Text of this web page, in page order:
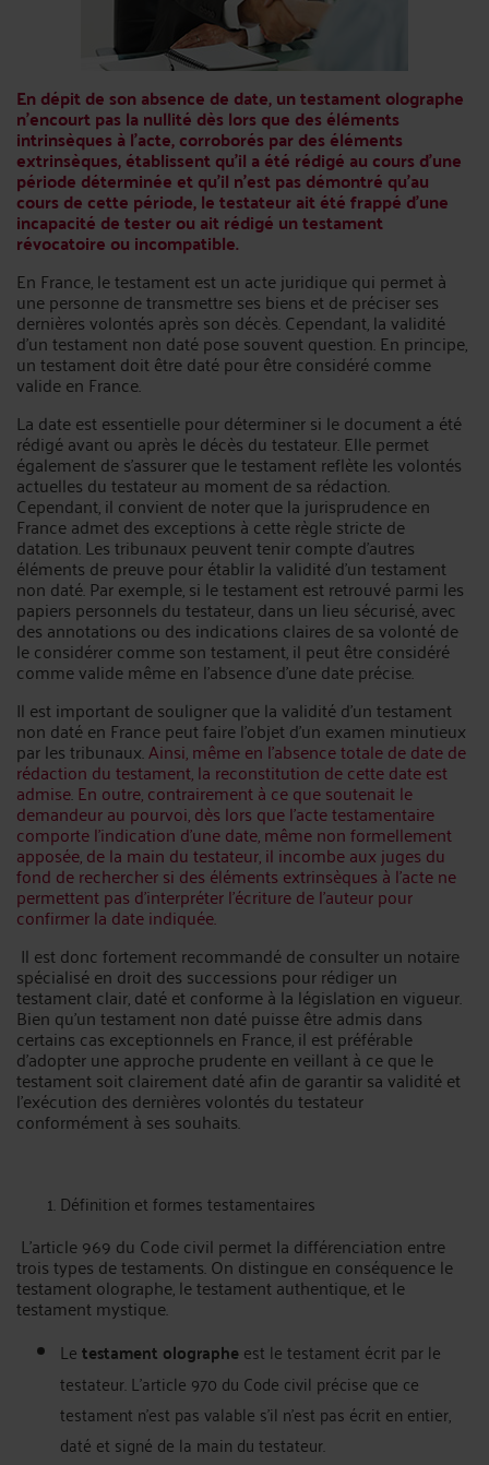
En dépit de son absence de date, un testament olographe
n'encourt pas la nullité dès lors que des éléments
intrinsèques à l'acte, corroborés par des éléments
extrinsèques, établissent qu'il a été rédigé au cours d'une
période déterminée et qu'il n'est pas démontré qu'au
cours de cette période, le testateur ait été frappé d'une
incapacité de tester ou ait rédigé un testament
révocatoire ou incompatible.
En France, le testament est un acte juridique qui permet à
une personne de transmettre ses biens et de préciser ses
dernières volontés après son décès. Cependant, la validité
d'un testament non daté pose souvent question. En principe,
un testament doit être daté pour être considéré comme
valide en France.
La date est essentielle pour déterminer si le document a été
rédigé avant ou après le décès du testateur. Elle permet
également de s'assurer que le testament reflète les volontés
actuelles du testateur au moment de sa rédaction.
Cependant, il convient de noter que la jurisprudence en
France admet des exceptions à cette règle stricte de
datation. Les tribunaux peuvent tenir compte d'autres
éléments de preuve pour établir la validité d'un testament
non daté. Par exemple, si le testament est retrouvé parmi les
papiers personnels du testateur, dans un lieu sécurisé, avec
des annotations ou des indications claires de sa volonté de
le considérer comme son testament, il peut être considéré
comme valide même en l'absence d'une date précise.
Il est important de souligner que la validité d'un testament
non daté en France peut faire l'objet d'un examen minutieux
par les tribunaux.Ainsi, même en l’absence totale de date de
rédaction du testament, la reconstitution de cette date est
admise.En outre, contrairement à ce que soutenait le
demandeur au pourvoi, dès lors que l’acte testamentaire
comporte l’indication d’une date, même non formellement
apposée, de la main du testateur, il incombe aux juges du
fond de rechercher si des éléments extrinsèques à l’acte ne
permettent pas d’interpréter l’écriture de l’auteur pour
confirmer la date indiquée.
Il est donc fortement recommandé de consulter un notaire
spécialisé en droit des successions pour rédiger un
testament clair, daté et conforme à la législation en vigueur.
Bien qu'un testament non daté puisse être admis dans
certains cas exceptionnels en France, il est préférable
d'adopter une approche prudente en veillant à ce que le
testament soit clairement daté afin de garantir sa validité et
l'exécution des dernières volontés du testateur
conformément à ses souhaits.
Définition et formes testamentaires
L’article 969 du Code civil permet la différenciation entre
trois types de testaments. On distingue en conséquence le
testament olographe, le testament authentique, et le
testament mystique.
Letestament olographeest le testament écrit par le
testateur. L’article 970 du Code civil précise que ce
testament n’est pas valable s’il n’est pas écrit en entier,
daté et signé de la main du testateur.